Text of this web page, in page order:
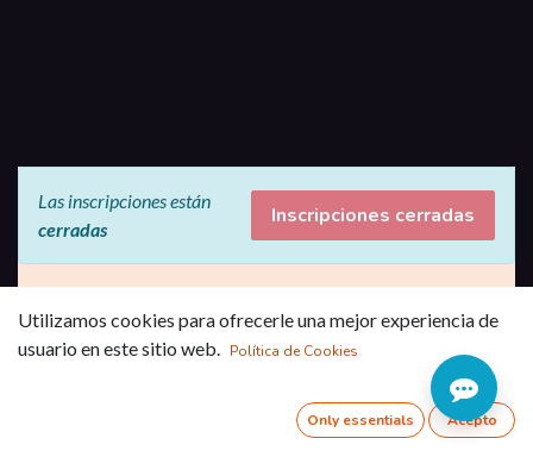
Las inscripciones están
cerradas
Inscripciones cerradas
Conoce un software adaptado a
las necesidades de cada cliente
informes y control de tu
instalación de forma remota.
Utilizamos cookies para ofrecerle una mejor experiencia de
usuario en este sitio web. Política de Cookies
Only essentials Acepto